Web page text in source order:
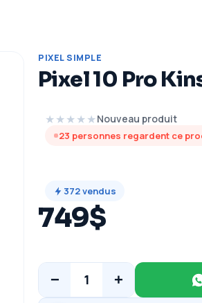
PIXEL SIMPLE
Pixel 10 Pro
★★★★★Nouveau produit
23 personnes regardent ce
372vendus
749$
− 1 +